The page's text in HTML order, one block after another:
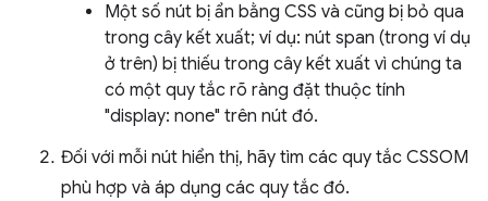
Một số nút bị ẩn bằng CSS và cũng bị bỏ qua
trong cây kết xuất; ví dụ: nút span (trong ví dụ
ở trên) bị thiếu trong cây kết xuất vì chúng ta
có một quy tắc rõ ràng đặt thuộc tính
"display: none" trên nút đó.
Đối với mỗi nút hiển thị, hãy tìm các quy tắc CSSOM
phù hợp và áp dụng các quy tắc đó.